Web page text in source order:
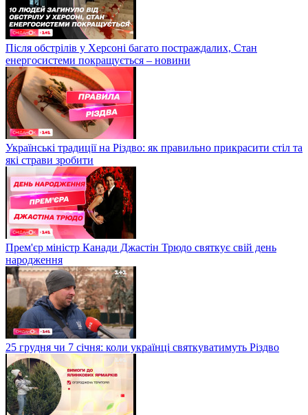
Після обстрілів у Херсоні багато постраждалих, Стан
енергосистеми покращується – новини
Українські традиції на Різдво: як правильно прикрасити стіл та
які страви зробити
Прем'єр міністр Канади Джастін Трюдо святкує свій день
народження
25 грудня чи 7 січня: коли українці святкуватимуть Різдво